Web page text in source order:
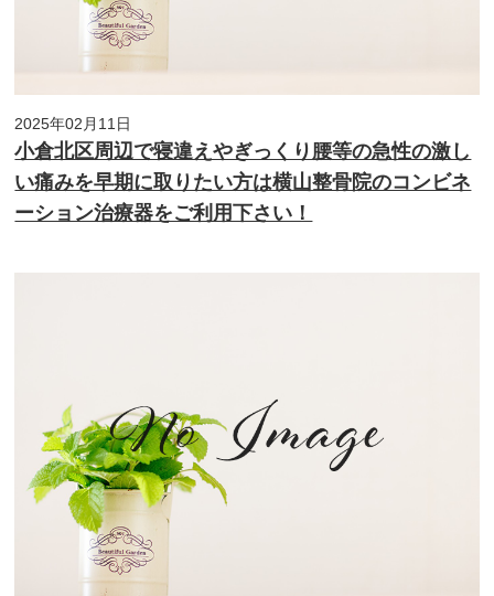
2025年02月11日
小倉北区周辺で寝違えやぎっくり腰等の急性の激し
い痛みを早期に取りたい方は横山整骨院のコンビネ
ーション治療器をご利用下さい！